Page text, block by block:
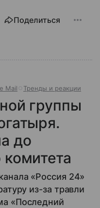
Поделиться
Mail Тренды и реакции
группы
до
«Россия 24»
из-за травли
«Последний